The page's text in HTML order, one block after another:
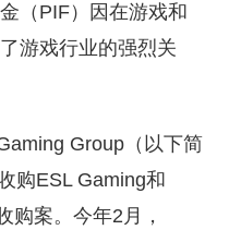
（PIF）因在游戏和
游戏行业的强烈关
Group（以下简
购ESL Gaming和
购案。今年2月，